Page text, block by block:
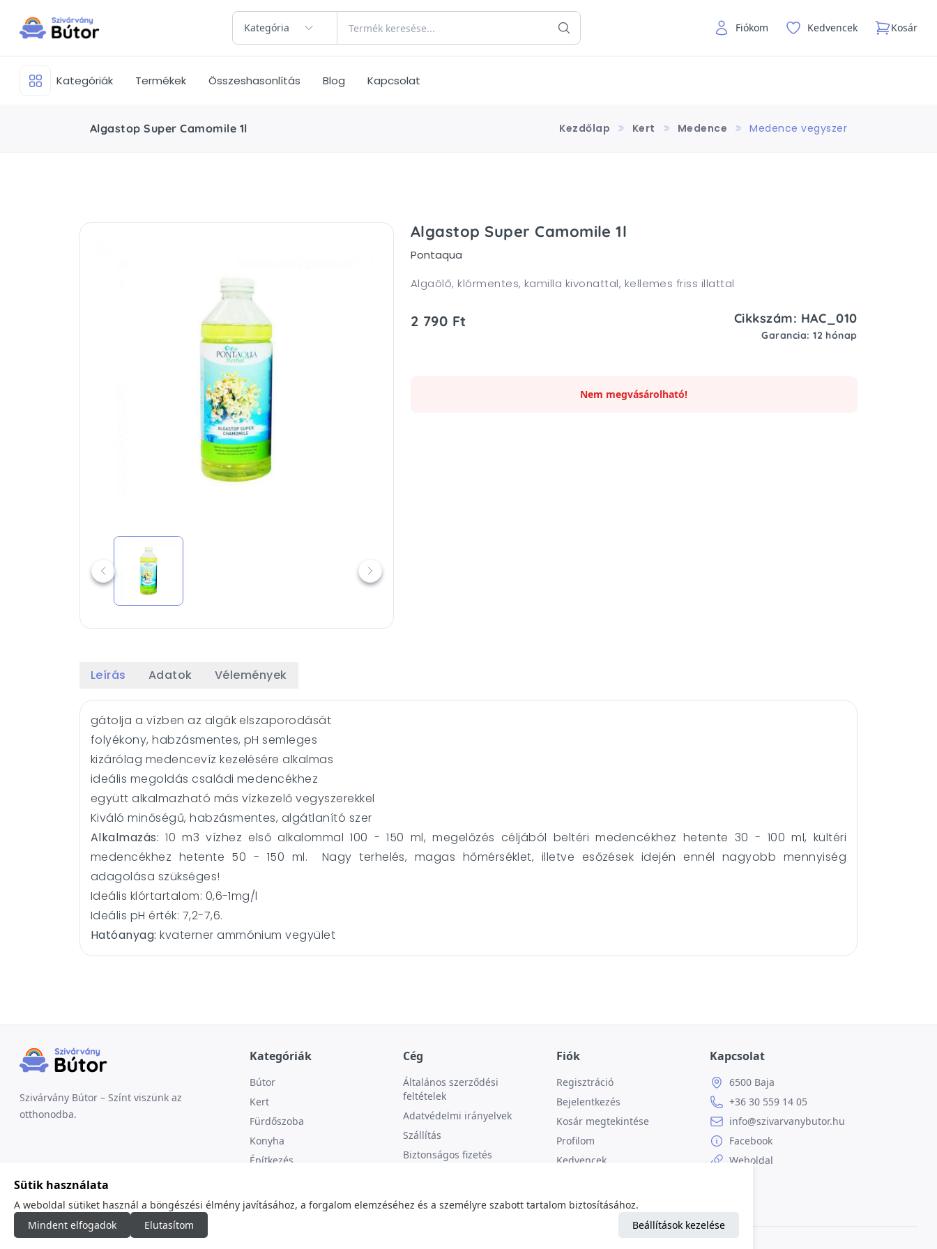
Kategória Fiókom Kedvencek Kosár
Kategóriák Termékek Összeshasonlítás Blog Kapcsolat
Algastop Super Camomile 1l Kezdőlap Kert Medence Medence vegyszer
Algastop Super Camomile 1l
Pontaqua
Algaölő, klórmentes, kamilla kivonattal, kellemes friss illattal
2 790 Ft Cikkszám: HAC_010
Garancia: 12 hónap
Nem megvásárolható!
Leírás Adatok Vélemények
gátolja a vízben az algák elszaporodását
folyékony, habzásmentes, pH semleges
kizárólag medencevíz kezelésére alkalmas
ideális megoldás családi medencékhez
együtt alkalmazható más vízkezelő vegyszerekkel
Kiváló minőségű, habzásmentes, algátlanító szer
Alkalmazás: 10 m3 vízhez első alkalommal 100 - 150 ml, megelőzés céljából beltéri medencékhez hetente 30 - 100 ml, kültéri
medencékhez hetente 50 - 150 ml. Nagy terhelés, magas hőmérséklet, illetve esőzések idején ennél nagyobb mennyiség
adagolása szükséges!
Ideális klórtartalom: 0,6-1mg/l
Ideális pH érték: 7,2-7,6.
Hatóanyag: kvaterner ammónium vegyület
Szivárvány Bútor – Színt viszünk az
otthonodba.
Kategóriák
Bútor
Kert
Fürdőszoba
Konyha
Építkezés
Cég
Általános szerződési
feltételek
Adatvédelmi irányelvek
Szállítás
Biztonságos fizetés
Fiók
Regisztráció
Bejelentkezés
Kosár megtekintése
Profilom
Kedvencek
Kapcsolat
6500 Baja
+36 30 559 14 05
info@szivarvanybutor.hu
Facebook
Weboldal
Sütik használata
A weboldal sütiket használ a böngészési élmény javításához, a forgalom elemzéséhez és a személyre szabott tartalom biztosításához.
Mindent elfogadok
Elutasítom Beállítások kezelése